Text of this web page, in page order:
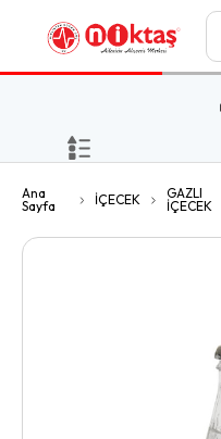
Ana
Sayfa
İÇECEK
GAZLI
İÇECEK